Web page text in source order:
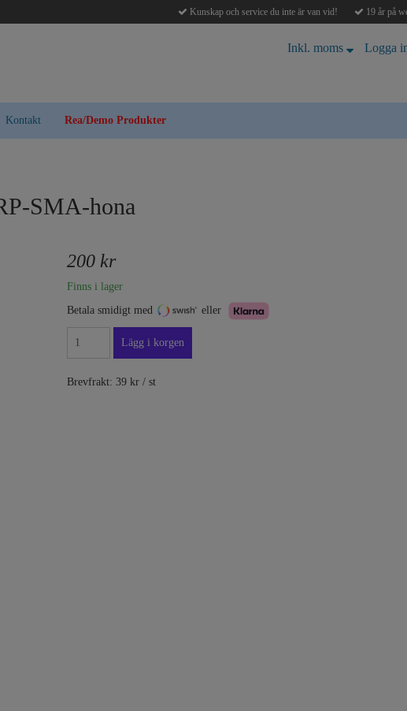
Kunskap och service du inte är van vid! 19 år på
Inkl. moms Logga
Kontakt Rea/Demo Produkter
SMA-hona
200 kr
Finns i lager
Betala smidigt med
eller
Brevfrakt: 39 kr / st